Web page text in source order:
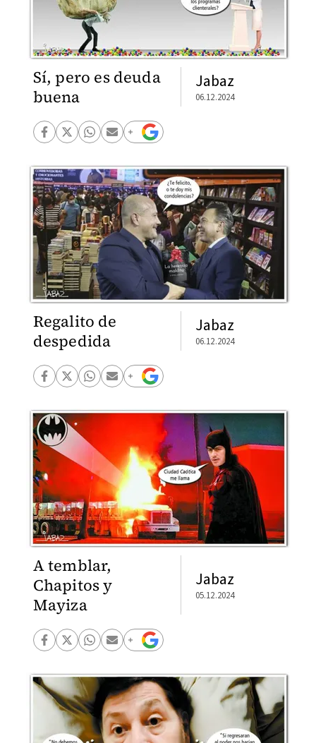
Sí, pero es deuda
buena
Jabaz
06.12.2024
Regalito de
despedida
Jabaz
06.12.2024
A temblar,
Chapitos y
Mayiza
Jabaz
05.12.2024